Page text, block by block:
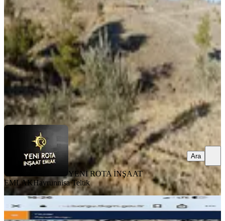
Onikişubat, Beşbağlar Mahallesi
3500 m² ·400/m² ·31.07.2026
1.400.000 ₺
YENİ ROTA İNŞAAT EMLAK Hayrunnisa Teltik
Ara
YENİ ROTA İNŞAAT
EMLAKHayrunnisa Teltik
Ara
Tekir Eski Yolda Arazi